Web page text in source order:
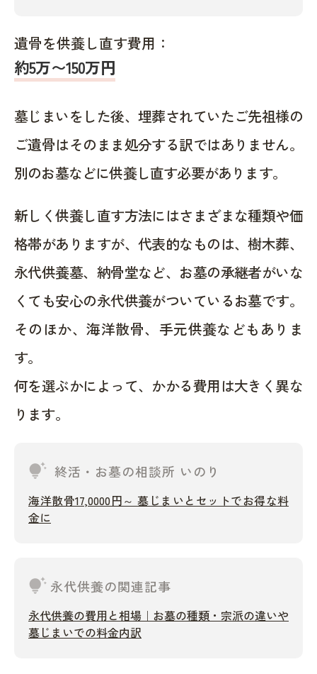
遺骨を供養し直す費用：
約5万〜150万円
墓じまいをした後、埋葬されていたご先祖様の
ご遺骨はそのまま処分する訳ではありません。
別のお墓などに供養し直す必要があります。
新しく供養し直す方法にはさまざまな種類や価
格帯がありますが、代表的なものは、樹木葬、
永代供養墓、納骨堂など、お墓の承継者がいな
くても安心の永代供養がついているお墓です。
そのほか、海洋散骨、手元供養などもありま
す。
何を選ぶかによって、かかる費用は大きく異な
ります。
tips_and_updates 終活・お墓の相談所 いのり
海洋散骨17,0000円～ 墓じまいとセットでお得な料
金に
tips_and_updates 永代供養の関連記事
永代供養の費用と相場｜お墓の種類・宗派の違いや
墓じまいでの料金内訳